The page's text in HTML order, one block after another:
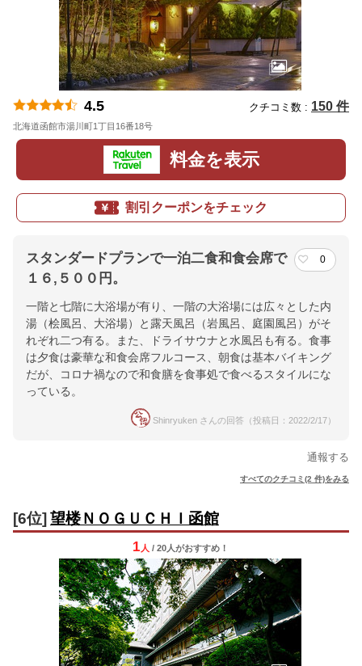
4.5 クチコミ数 : 150 件
北海道函館市湯川町1丁目16番18号
料金を表示
割引クーポンをチェック
スタンダードプランで一泊二食和食会席で
１６,５００円。
0
一階と七階に大浴場が有り、一階の大浴場には広々とした内
湯（桧風呂、大浴場）と露天風呂（岩風呂、庭園風呂）がそ
れぞれ二つ有る。また、ドライサウナと水風呂も有る。食事
は夕食は豪華な和食会席フルコース、朝食は基本バイキング
だが、コロナ禍なので和食膳を食事処で食べるスタイルにな
っている。
Shinryuken さんの回答（投稿日：2022/2/17）
通報する
すべてのクチコミ(2 件)をみる
[6位] 望楼ＮＯＧＵＣＨＩ函館
1 人 / 20人がおすすめ！